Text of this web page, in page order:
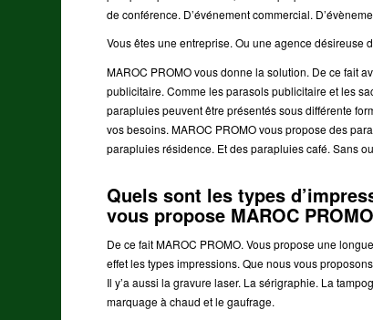
de conférence. D’événement commercial.
Vous êtes une entreprise. Ou une agence désireuse
MAROC PROMO vous donne la solution. De ce fait
publicitaire. Comme les parasols publicitaire et les
parapluies peuvent être présentés sous différente
vos besoins. MAROC PROMO vous propose des
parapluies résidence. Et des parapluies café. Sans
Quels sont les types
vous propose MAROC
De ce fait MAROC PROMO. Vous propose une
effet les types impressions. Que nous vous
Il y’a aussi la gravure laser. La sérigraphie. La
marquage à chaud et le gaufrage.